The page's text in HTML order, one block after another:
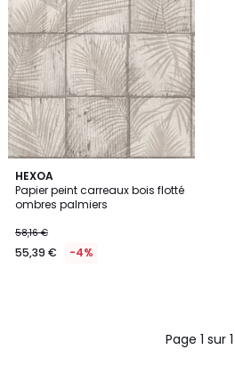
HEXOA
Papier peint carreaux bois flotté
ombres palmiers
58,16 €
55,39 € -4%
Page 1 sur 1